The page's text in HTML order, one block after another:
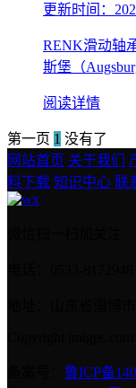
更新时间：
RENK滑动轴
斯堡（
阅读详情
第一页 1 没有了
网站首页 关于我们
料下载 知识中心 联
鲁ICP备